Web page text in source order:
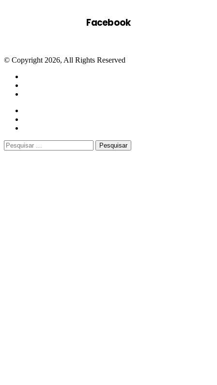
Facebook
© Copyright 2026, All Rights Reserved
Facebook
Twitter
WhatsApp
Telegram
Close
Pesquisar
por: